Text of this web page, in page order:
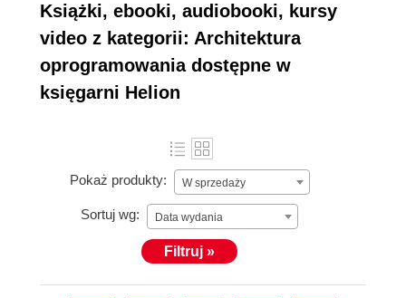
Książki, ebooki, audiobooki, kursy
video z kategorii: Architektura
oprogramowania dostępne w
księgarni Helion
Pokaż produkty: W sprzedaży
Sortuj wg: Data wydania
Filtruj »